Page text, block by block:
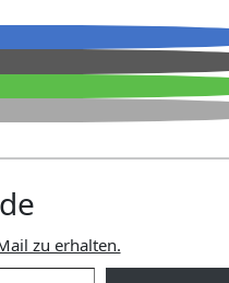
zu erhalten.